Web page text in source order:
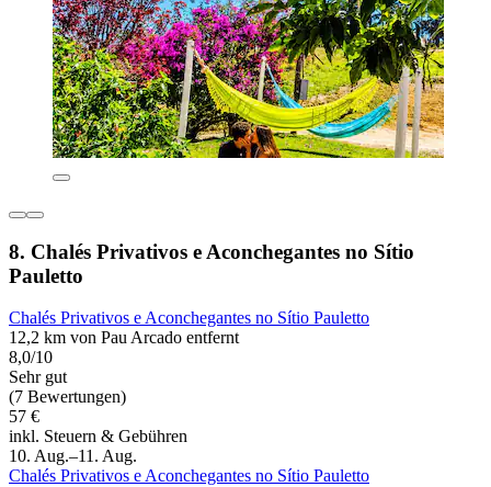
8. Chalés Privativos e Aconchegantes no Sítio
Pauletto
Chalés Privativos e Aconchegantes no Sítio Pauletto
12,2 km von Pau Arcado entfernt
8,0/10
Sehr gut
(7 Bewertungen)
57 €
inkl. Steuern & Gebühren
10. Aug.–11. Aug.
Chalés Privativos e Aconchegantes no Sítio Pauletto